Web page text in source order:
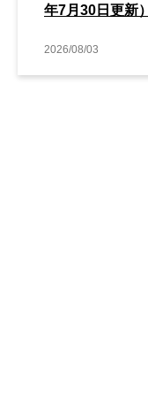
年7月30日更新）
2026/08/03